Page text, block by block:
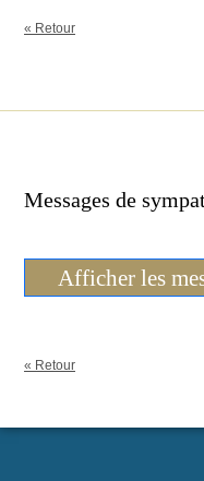
« Retour
Messages de
Afficher les
« Retour